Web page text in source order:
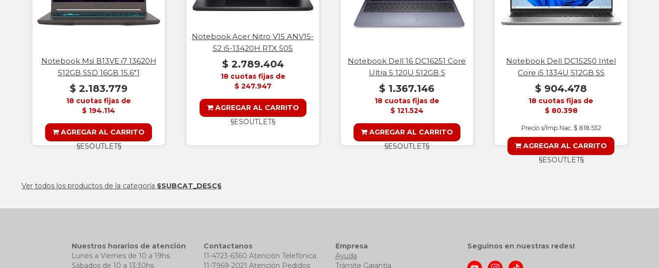
Notebook Msi B13VE i7 13620H
512GB SSD 16GB 15.6"1
$ 2.183.779
18 cuotas fijas de
$ 194.114
AGREGAR AL CARRITO
§ESOUTLET§
Notebook Acer Nitro V15 ANV15-
52 i5-13420H RTX 505
$ 2.789.404
18 cuotas fijas de
$ 247.947
AGREGAR AL CARRITO
§ESOUTLET§
Notebook Dell 16 DC16251 Core
Ultra 5 120U 512GB S
$ 1.367.146
18 cuotas fijas de
$ 121.524
AGREGAR AL CARRITO
§ESOUTLET§
Notebook Dell DC15250 Intel
Core i5 1334U 512GB SS
$ 904.478
18 cuotas fijas de
$ 80.398
Precio s/Imp.Nac. $ 818.532
AGREGAR AL CARRITO
§ESOUTLET§
Ver todos los productos de la categoría §SUBCAT_DESC§
Nuestros horarios de atención
Lunes a Viernes de 10 a 19hs.
Sábados de 10 a 13:30hs
Contactanos
11-4723-6360 Atención Telefónica
11-7969-2021 Atención Pedidos
Empresa
Ayuda
Trámite Garantía
Seguinos en nuestras redes!